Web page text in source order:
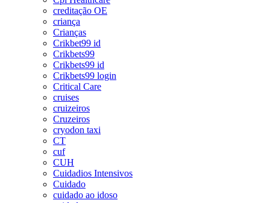
creditação OE
criança
Crianças
Crikbet99 id
Crikbets99
Crikbets99 id
Crikbets99 login
Critical Care
cruises
cruizeiros
Cruzeiros
cryodon taxi
CT
cuf
CUH
Cuidadios Intensivos
Cuidado
cuidado ao idoso